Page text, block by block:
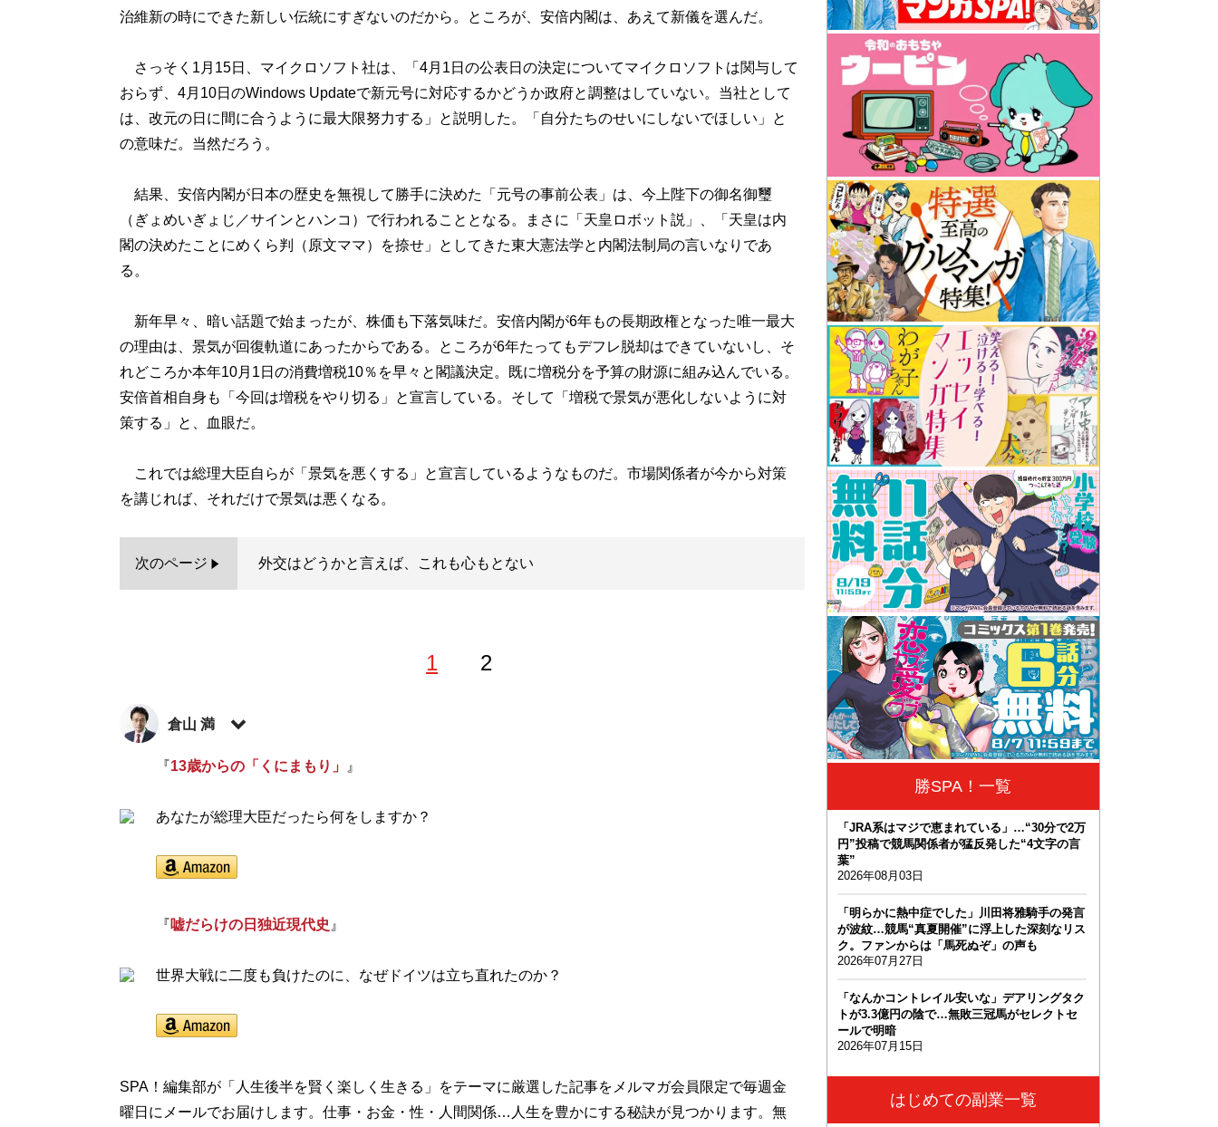
治維新の時にできた新しい伝統にすぎないのだから。ところが、安倍内閣は、あえて新儀を選んだ。
さっそく1月15日、マイクロソフト社は、「4月1日の公表日の決定についてマイクロソフトは関与して
おらず、4月10日のWindows Updateで新元号に対応するかどうか政府と調整はしていない。当社として
は、改元の日に間に合うように最大限努力する」と説明した。「自分たちのせいにしないでほしい」と
の意味だ。当然だろう。
結果、安倍内閣が日本の歴史を無視して勝手に決めた「元号の事前公表」は、今上陛下の御名御璽
（ぎょめいぎょじ／サインとハンコ）で行われることとなる。まさに「天皇ロボット説」、「天皇は内
閣の決めたことにめくら判（原文ママ）を捺せ」としてきた東大憲法学と内閣法制局の言いなりであ
る。
新年早々、暗い話題で始まったが、株価も下落気味だ。安倍内閣が6年もの長期政権となった唯一最大
の理由は、景気が回復軌道にあったからである。ところが6年たってもデフレ脱却はできていないし、そ
れどころか本年10月1日の消費増税10％を早々と閣議決定。既に増税分を予算の財源に組み込んでいる。
安倍首相自身も「今回は増税をやり切る」と宣言している。そして「増税で景気が悪化しないように対
策する」と、血眼だ。
これでは総理大臣自らが「景気を悪くする」と宣言しているようなものだ。市場関係者が今から対策
を講じれば、それだけで景気は悪くなる。
次のページ 外交はどうかと言えば、これも心もとない
1 2
倉山 満
憲政史研究家。1973年、香川県生まれ。救国シンクタンク理事長兼所長。中央大学文学部史学科を卒業
る。現在は、「倉山塾」塾長、ネット放送局「チャンネルくらら
増補版 嘘だらけの日米近現代史
『13歳からの「くにまもり」 』
あなたが総理大臣だったら何をしますか？
『嘘だらけの日独近現代史 』
世界大戦に二度も負けたのに、なぜドイツは立ち直れたのか？
SPA！編集部が「人生後半を賢く楽しく生きる」をテーマに厳選した記事をメルマガ会員限定で毎週金
曜日にメールでお届けします。仕事・お金・性・人間関係…人生を豊かにする秘訣が見つかります。無
勝SPA！一覧
「JRA系はマジで恵まれている」…“30分で2万
円”投稿で競馬関係者が猛反発した“4文字の言
葉”
2026年08月03日
「明らかに熱中症でした」川田将雅騎手の発言
が波紋…競馬“真夏開催”に浮上した深刻なリス
ク。ファンからは「馬死ぬぞ」の声も
2026年07月27日
「なんかコントレイル安いな」デアリングタク
トが3.3億円の陰で…無敗三冠馬がセレクトセ
ールで明暗
2026年07月15日
はじめての副業一覧